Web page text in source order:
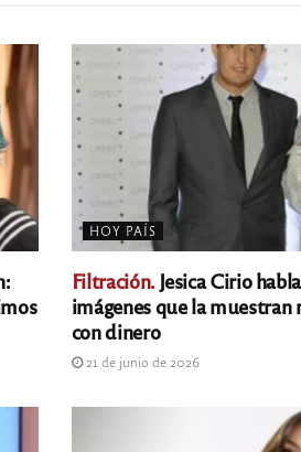
HOY PAÍS
Filtración.Jesica Cirio
imágenes que la
con dinero
21 de junio de 2026